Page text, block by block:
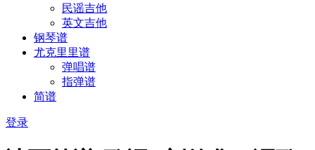
民谣吉他
英文吉他
钢琴谱
尤克里里谱
弹唱谱
指弹谱
简谱
登录